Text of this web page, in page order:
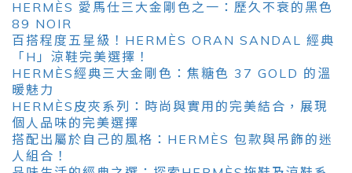
HERMÈS 愛馬仕三大金剛色之一：歷久不衰的黑色
89 NOIR
百搭程度五星級！HERMÈS ORAN SANDAL 經典
「H」涼鞋完美選擇！
HERMÈS經典三大金剛色：焦糖色 37 GOLD 的溫
暖魅力
HERMÈS皮夾系列：時尚與實用的完美結合，展現
個人品味的完美選擇
搭配出屬於自己的風格：HERMÈS 包款與吊飾的迷
人組合！